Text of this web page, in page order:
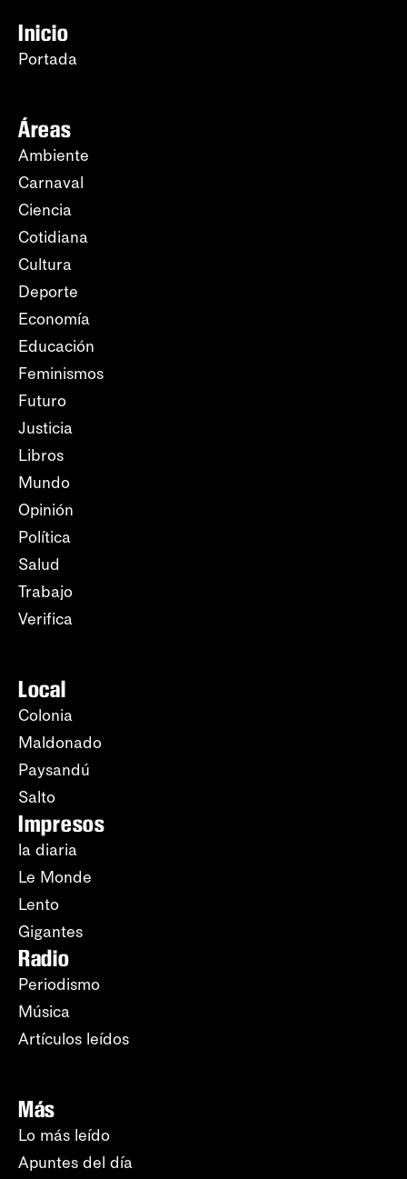
Inicio
Portada
Áreas
Ambiente
Carnaval
Ciencia
Cotidiana
Cultura
Deporte
Economía
Educación
Feminismos
Futuro
Justicia
Libros
Mundo
Opinión
Política
Salud
Trabajo
Verifica
Local
Colonia
Maldonado
Paysandú
Salto
Impresos
la diaria
Le Monde
Lento
Gigantes
Radio
Periodismo
Música
Artículos leídos
Más
Lo más leído
Apuntes del día